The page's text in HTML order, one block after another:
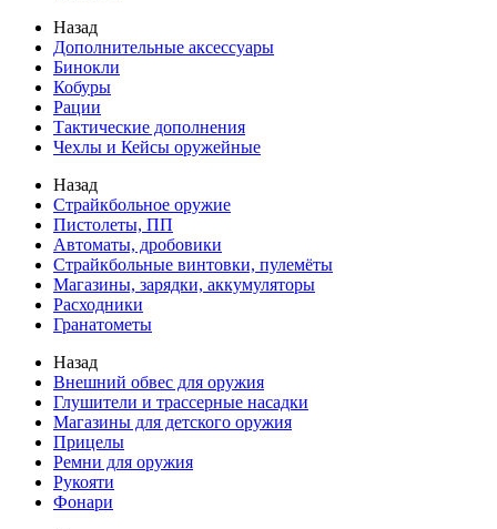
Назад
Дополнительные аксессуары
Бинокли
Кобуры
Рации
Тактические дополнения
Чехлы и Кейсы оружейные
Назад
Страйкбольное оружие
Пистолеты, ПП
Автоматы, дробовики
Страйкбольные винтовки, пулемёты
Магазины, зарядки, аккумуляторы
Расходники
Гранатометы
Назад
Внешний обвес для оружия
Глушители и трассерные насадки
Магазины для детского оружия
Прицелы
Ремни для оружия
Рукояти
Фонари